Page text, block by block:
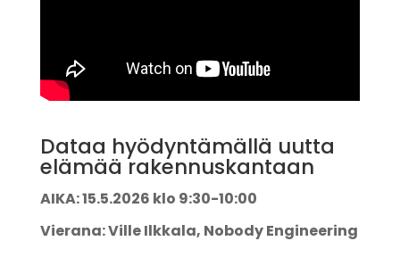
Dataa hyödyntämällä uutta
elämää rakennuskantaan
AIKA: 15.5.2026 klo 9:30-10:00
Vierana: Ville Ilkkala, Nobody Engineering